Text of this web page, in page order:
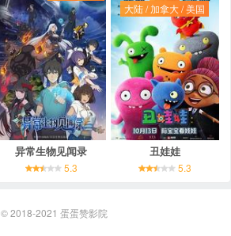
异常生物见闻录
5.3
大陆 / 加拿大 / 美国
丑娃娃
5.3
© 2018-2021 蛋蛋赞影院